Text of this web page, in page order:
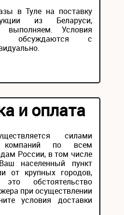
в Туле на поставку
из Беларуси,
выполняем. Условия
обсуждаются с
и оплата
силами
компаний по всем
России, в том числе
населенный пункт
от крупных городов,
обстоятельство
при осуществлении
условия доставки